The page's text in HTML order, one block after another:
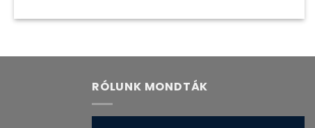
RÓLUNK MONDTÁK